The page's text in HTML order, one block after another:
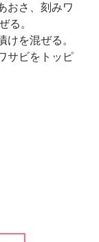
おさ、刻みワ
る。
けを混ぜる。
サビをトッピ